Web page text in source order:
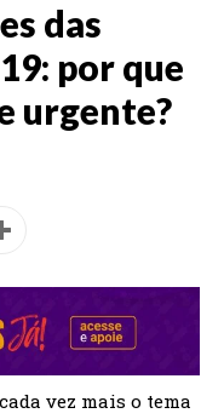
das
por que
urgente?
vez mais o tema